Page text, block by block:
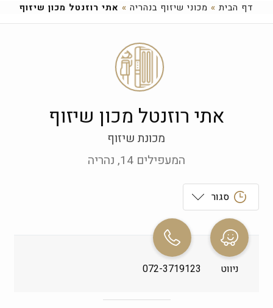
דף הבית » מכוני שיזוף בנהריה » אתי רוזנטל מכון שיזוף
אתי רוזנטל מכון שיזוף
מכונת שיזוף
המעפילים 14, נהריה
סגור
ראשון
שני
09:00-19:00
שלישי
ניווט 072-3719123